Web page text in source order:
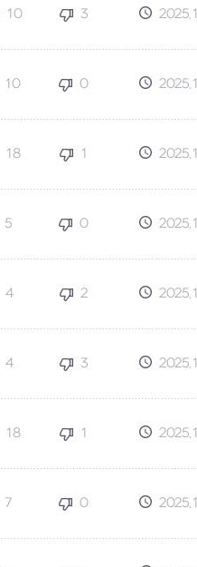
10 3
10 0
18 1
5 0
4 2
4 3
18 1
7 0